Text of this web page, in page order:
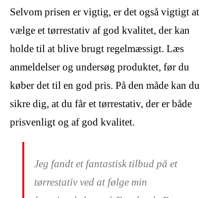
Selvom prisen er vigtig, er det også vigtigt at
vælge et tørrestativ af god kvalitet, der kan
holde til at blive brugt regelmæssigt. Læs
anmeldelser og undersøg produktet, før du
køber det til en god pris. På den måde kan du
sikre dig, at du får et tørrestativ, der er både
prisvenligt og af god kvalitet.
Jeg fandt et fantastisk tilbud på et
tørrestativ ved at følge min